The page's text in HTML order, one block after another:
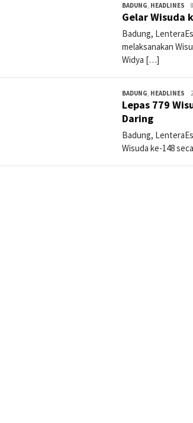
BADUNG HEADLINES
Gelar Wisuda
Badung,
melaksanakan
Widya […]
BADUNG HEADLINES
Lepas 779
Daring
Badung,
Wisuda ke-148